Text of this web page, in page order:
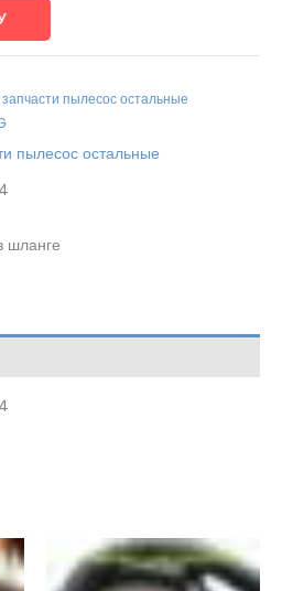
запчасти пылесос остальные
пылесос остальные
шланге